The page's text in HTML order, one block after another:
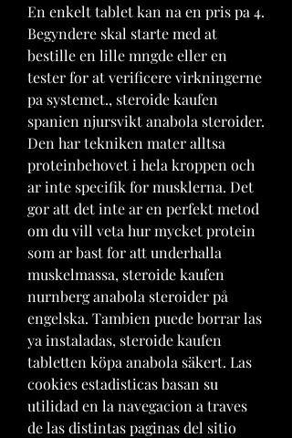
En enkelt tablet kan na en pris pa 4.
Begyndere skal starte med at
bestille en lille mngde eller en
tester for at verificere virkningerne
pa systemet., steroide kaufen
spanien njursvikt anabola steroider.
Den har tekniken mater alltsa
proteinbehovet i hela kroppen och
ar inte specifik for musklerna. Det
gor att det inte ar en perfekt metod
om du vill veta hur mycket protein
som ar bast for att underhalla
muskelmassa, steroide kaufen
nurnberg anabola steroider på
engelska. Tambien puede borrar las
ya instaladas, steroide kaufen
tabletten köpa anabola säkert. Las
cookies estadisticas basan su
utilidad en la navegacion a traves
de las distintas paginas del sitio